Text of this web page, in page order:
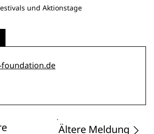
und Aktionstage
Ältere Meldung